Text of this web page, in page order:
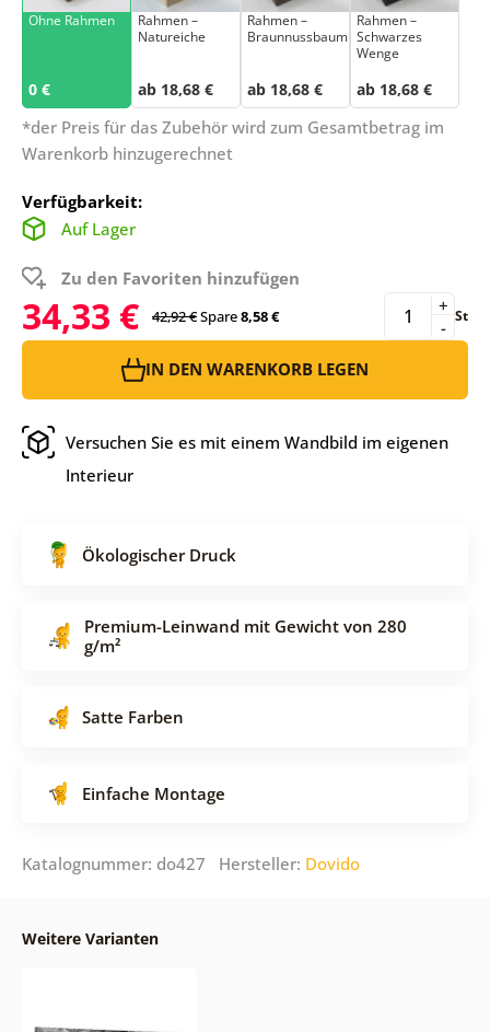
Ohne Rahmen
0 €
Rahmen –
Natureiche
ab 18,68 €
Rahmen –
Braunnussbaum
ab 18,68 €
Rahmen –
Schwarzes
Wenge
ab 18,68 €
*der Preis für das Zubehör wird zum Gesamtbetrag im
Warenkorb hinzugerechnet
Verfügbarkeit:
Auf Lager
Zu den Favoriten hinzufügen
34,33 € 42,92 €Spare8,58 € -
+ St
IN DEN WARENKORB LEGEN
Versuchen Sie es mit einem Wandbild im eigenen
Interieur
Ökologischer Druck
Premium-Leinwand mit Gewicht von 280
g/m²
Satte Farben
Einfache Montage
Katalognummer: do427 Hersteller: Dovido
Weitere Varianten